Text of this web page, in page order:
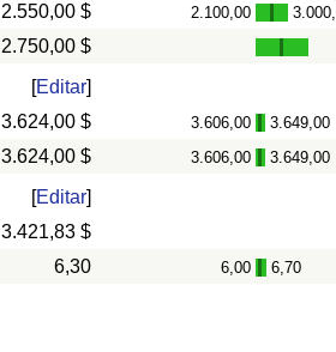
2.550,00 $ 2.100,00 -
2.750,00 $
[Editar]
3.624,00 $ 3.606,00 - 3.649,00
3.624,00 $ 3.606,00 - 3.649,00
[Editar]
3.421,83 $
6,30 6,00 - 6,70